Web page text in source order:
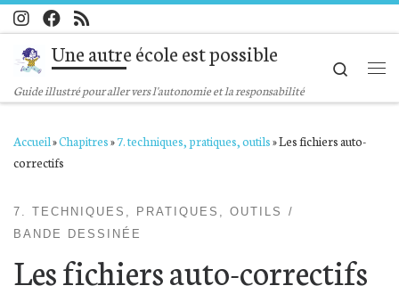
Passer au contenu
Une autre école est possible
Guide illustré pour aller vers l'autonomie et la responsabilité
Search
Accueil»Chapitres»7. techniques, pratiques, outils»Les fichiers auto-
correctifs
7. TECHNIQUES, PRATIQUES, OUTILS
BANDE DESSINÉE
Les fichiers auto-correctifs